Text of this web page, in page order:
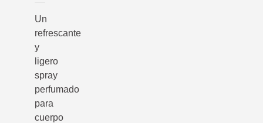
Un
refrescante
y
ligero
spray
perfumado
para
cuerpo